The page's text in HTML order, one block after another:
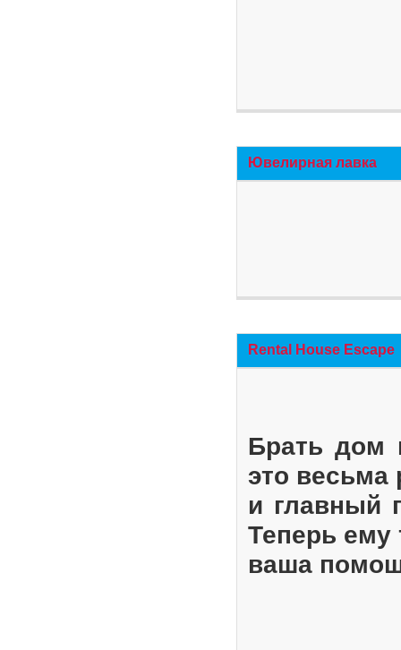
Ювелирная лавка
Rental House Escape
Брать дом
это весьма
и главный
Теперь ему
ваша